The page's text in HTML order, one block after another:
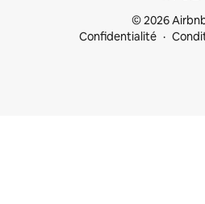
© 2026
Confidentialité